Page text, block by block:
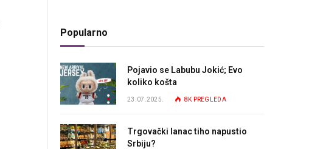
Popularno
Pojavio se Labubu Jokić; Evo
koliko košta
23.07.2025. 8K PREGLEDA
Trgovački lanac tiho napustio
Srbiju?